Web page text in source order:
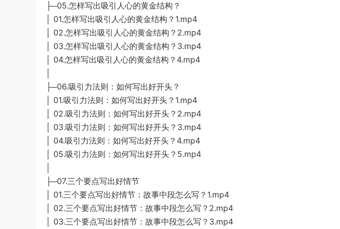
├─05.怎样写出吸引人心的黄金结构？
│ 01.怎样写出吸引人心的黄金结构？1.mp4
│ 02.怎样写出吸引人心的黄金结构？2.mp4
│ 03.怎样写出吸引人心的黄金结构？3.mp4
│ 04.怎样写出吸引人心的黄金结构？4.mp4
├─06.吸引力法则：如何写出好开头？
│ 01.吸引力法则：如何写出好开头？1.mp4
│ 02.吸引力法则：如何写出好开头？2.mp4
│ 03.吸引力法则：如何写出好开头？3.mp4
│ 04.吸引力法则：如何写出好开头？4.mp4
│ 05.吸引力法则：如何写出好开头？5.mp4
├─07.三个要点写出好情节
│ 01.三个要点写出好情节：故事中段怎么写？1.mp4
│ 02.三个要点写出好情节：故事中段怎么写？2.mp4
│ 03.三个要点写出好情节：故事中段怎么写？3.mp4